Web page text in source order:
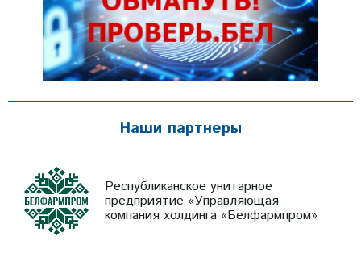
Наши партнеры
Республиканское унитарное
предприятие «Управляющая
компания холдинга «Белфармпром»